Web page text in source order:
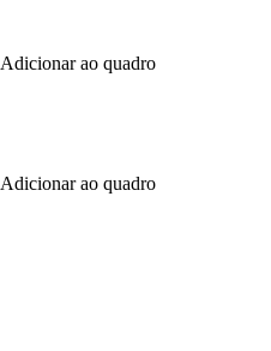
Adicionar ao quadro
Adicionar ao quadro